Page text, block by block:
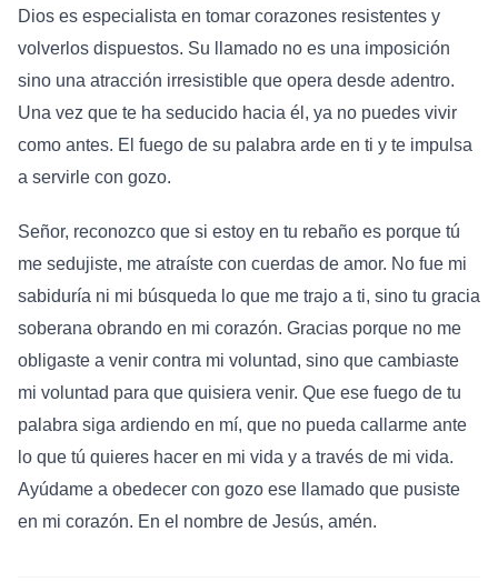
Dios es especialista en tomar corazones resistentes y
volverlos dispuestos. Su llamado no es una imposición
sino una atracción irresistible que opera desde adentro.
Una vez que te ha seducido hacia él, ya no puedes vivir
como antes. El fuego de su palabra arde en ti y te impulsa
a servirle con gozo.
Señor, reconozco que si estoy en tu rebaño es porque tú
me sedujiste, me atraíste con cuerdas de amor. No fue mi
sabiduría ni mi búsqueda lo que me trajo a ti, sino tu gracia
soberana obrando en mi corazón. Gracias porque no me
obligaste a venir contra mi voluntad, sino que cambiaste
mi voluntad para que quisiera venir. Que ese fuego de tu
palabra siga ardiendo en mí, que no pueda callarme ante
lo que tú quieres hacer en mi vida y a través de mi vida.
Ayúdame a obedecer con gozo ese llamado que pusiste
en mi corazón. En el nombre de Jesús, amén.